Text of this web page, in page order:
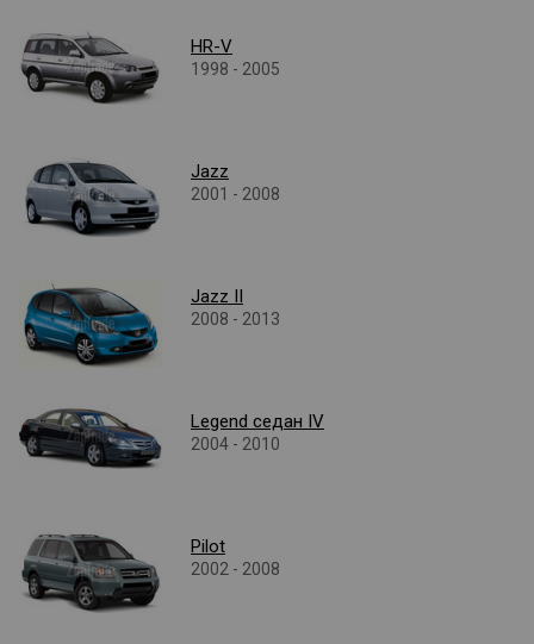
HR-V
1998 - 2005
Jazz
2001 - 2008
Jazz II
2008 - 2013
Legend седан IV
2004 - 2010
Pilot
2002 - 2008